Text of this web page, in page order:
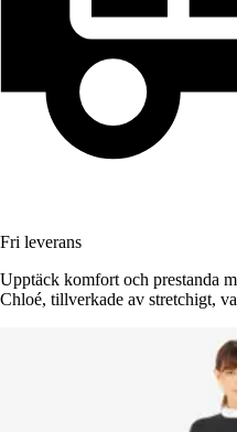
Fri leverans
Upptäck komfort och prestanda
Chloé, tillverkade av stretchigt,